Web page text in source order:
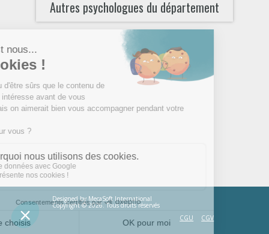
Autres psychologues du département
Designed by MecaSoft International
Copyright © 2026. Tous droits réservés
CGU
CGV